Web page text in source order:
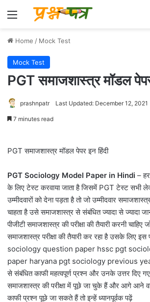
Menu
Home / Mock Test
Mock Test
PGT समाजशास्त्र मॉडल
prashnpatr Last Updated: December 12, 2021
7 minutes read
PGT समाजशास्त्र मॉडल पेपर इन हिंदी
PGT Sociology Model Paper in Hindi –
के लिए टेस्ट करवाया जाता है जिसमें PGT टेस्ट सभी
उम्मीदवारों को देना पड़ता है तो जो उम्मीदवार
चाहता है उसे समाजशास्त्र से संबंधित ज्यादा से ज्यादा
पीजीटी समाजशास्त्र की परीक्षा की तैयारी करनी चाहिए
समाजशास्त्र परीक्षा की तैयारी कर रहा है उसके लिए
sociology question paper hssc pgt
paper haryana pgt sociology previous
से संबंधित काफी महत्वपूर्ण प्रश्न और उनके उत्तर दिए
समाजशास्त्र की परीक्षा में पूछे जा चुके हैं और आगे आने
काफी प्रश्न पूछे जा सकते हैं तो इन्हें ध्यानपूर्वक पढ़ें